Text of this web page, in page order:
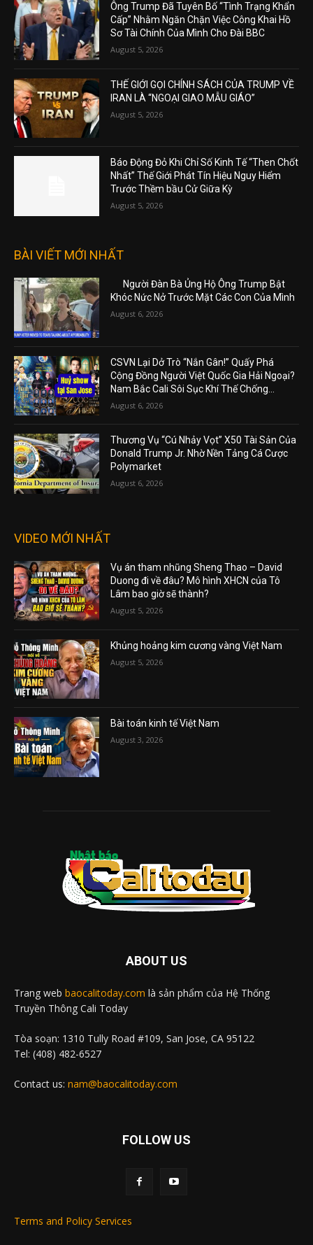
Ông Trump Đã Tuyên Bố “Tình Trạng Khẩn
Cấp” Nhằm Ngăn Chặn Việc Công Khai Hồ
Sơ Tài Chính Của Mình Cho Đài BBC
August 5, 2026
THẾ GIỚI GỌI CHÍNH SÁCH CỦA TRUMP VỀ
IRAN LÀ “NGOẠI GIAO MẪU GIÁO”
August 5, 2026
Báo Động Đỏ Khi Chỉ Số Kinh Tế “Then Chốt
Nhất” Thế Giới Phát Tín Hiệu Nguy Hiểm
Trước Thềm bầu Cử Giữa Kỳ
August 5, 2026
BÀI VIẾT MỚI NHẤT
Người Đàn Bà Ủng Hộ Ông Trump Bật
Khóc Nức Nở Trước Mặt Các Con Của Mình
August 6, 2026
CSVN Lại Dở Trò “Nắn Gân!” Quấy Phá
Cộng Đồng Người Việt Quốc Gia Hải Ngoại?
Nam Bắc Cali Sôi Sục Khí Thế Chống...
August 6, 2026
Thương Vụ “Cú Nhảy Vọt” X50 Tài Sản Của
Donald Trump Jr. Nhờ Nền Tảng Cá Cược
Polymarket
August 6, 2026
VIDEO MỚI NHẤT
Vụ án tham nhũng Sheng Thao – David
Duong đi về đâu? Mô hình XHCN của Tô
Lâm bao giờ sẽ thành?
August 5, 2026
Khủng hoảng kim cương vàng Việt Nam
August 5, 2026
Bài toán kinh tế Việt Nam
August 3, 2026
ABOUT US
Trang web baocalitoday.com là sản phẩm của Hệ Thống
Truyền Thông Cali Today
Tòa soạn: 1310 Tully Road #109, San Jose, CA 95122
Tel: (408) 482-6527
Contact us: nam@baocalitoday.com
FOLLOW US
Terms and Policy Services